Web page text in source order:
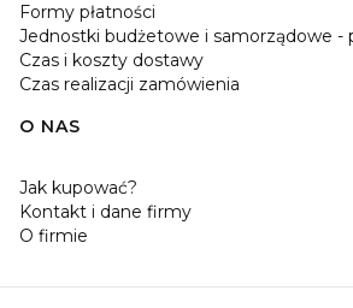
Formy płatności
Jednostki budżetowe i samorządowe -
Czas i koszty dostawy
Czas realizacji zamówienia
O NAS
Jak kupować?
Kontakt i dane firmy
O firmie